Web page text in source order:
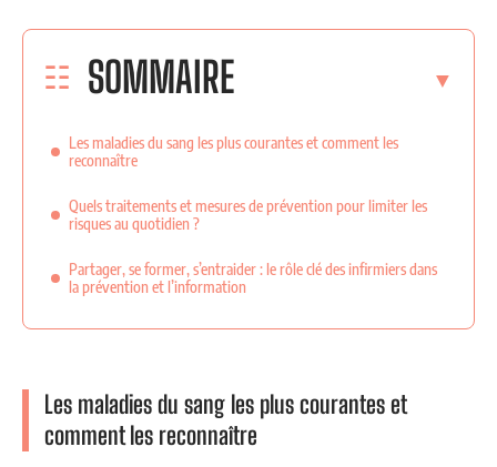
SOMMAIRE
Les maladies du sang les plus courantes et comment les
reconnaître
Quels traitements et mesures de prévention pour limiter les
risques au quotidien ?
Partager, se former, s’entraider : le rôle clé des infirmiers dans
la prévention et l’information
Les maladies du sang les plus courantes et
comment les reconnaître